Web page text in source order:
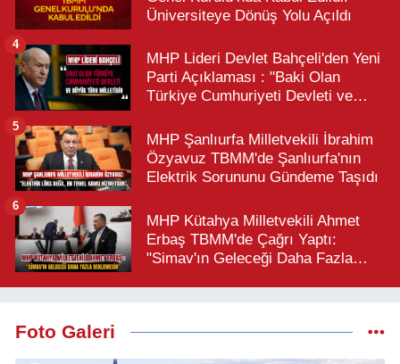
Üniversiteye Dönüş Yolu Açıldı
MHP Lideri Devlet Bahçeli'den Yeni
Parti Açıklaması : "Baki Olan
Türkiye Cumhuriyeti Devleti ve
4
MHP Şanlıurfa Milletvekili İbrahim
Özyavuz TBMM'de Şanlıurfa'nın
Elektrik Sorununu Gündeme Taşıdı
5
MHP Kütahya Milletvekili Ahmet
Erbaş TBMM'de Çağrı Yaptı:
"Simav'ın Geleceği Daha Fazla
6
Foto Galeri